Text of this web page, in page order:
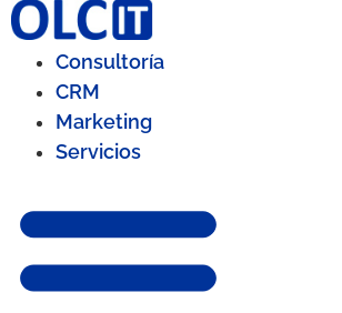
Consultoría
CRM
Marketing
Servicios